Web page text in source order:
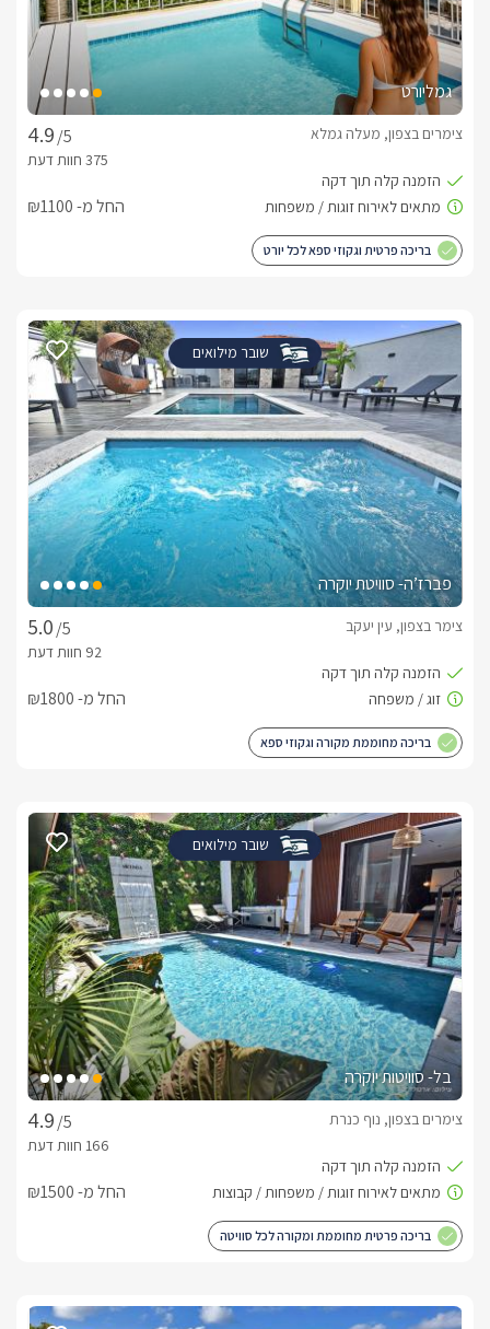
גמליורט
/5
צימרים בצפון, מעלה גמלא
החל מ- ₪1100
בריכה פרטית וגקוזי ספא לכל יורט
שובר מילואים
פברז’ה- סוויטת יוקרה
/5
צימר בצפון, עין יעקב
החל מ- ₪1800
בריכה מחוממת מקורה וגקוזי ספא
שובר מילואים
בל- סוויטות יוקרה
/5
צימרים בצפון, נוף כנרת
החל מ- ₪1500
בריכה פרטית מחוממת ומקורה לכל סוויטה